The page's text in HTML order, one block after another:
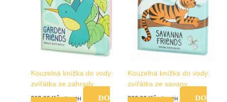
Kouzelná knížka do vody:
zvířátka ze zahrady
309,00Kč vč. DPH
DO
Kouzelná knížka do vody:
zvířátka ze savany
309,00Kč vč. DPH
DO